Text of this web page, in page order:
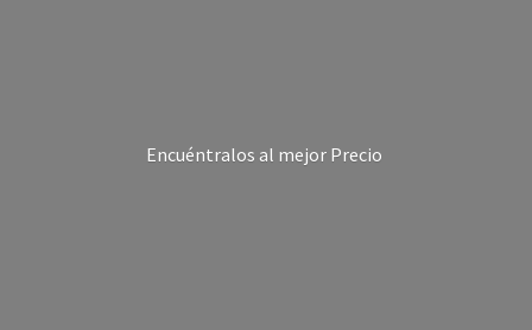
Encuéntralos al mejor Precio